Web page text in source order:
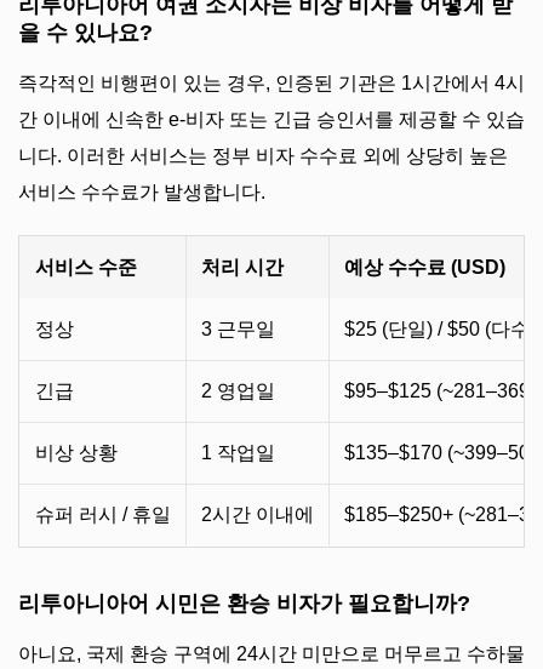
리투아니아어 여권 소지자는 비상 비자를 어떻게 받
을 수 있나요?
즉각적인 비행편이 있는 경우, 인증된 기관은 1시간에서 4시
간 이내에 신속한 e-비자 또는 긴급 승인서를 제공할 수 있습
니다. 이러한 서비스는 정부 비자 수수료 외에 상당히 높은
서비스 수수료가 발생합니다.
서비스 수준 처리 시간 예상 수수료 (USD)
정상 3 근무일 $25 (단일) / $50 (다수)
긴급 2 영업일 $95–$125 (~281–369
비상 상황 1 작업일 $135–$170
슈퍼 러시 / 휴일 2시간 이내에 $185–$250+
리투아니아어 시민은 환승 비자가 필요합니까?
아니요, 국제 환승 구역에 24시간 미만으로 머무르고 수하물